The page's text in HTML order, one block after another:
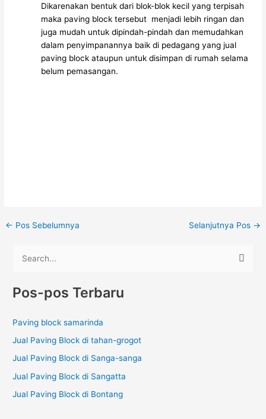
Dikarenakan bentuk dari blok-blok kecil yang terpisah
maka paving block tersebut menjadi lebih ringan dan
juga mudah untuk dipindah-pindah dan memudahkan
dalam penyimpanannya baik di pedagang yang jual
paving block ataupun untuk disimpan di rumah selama
belum pemasangan.
← Pos Sebelumnya Selanjutnya Pos →
r
u
n
u
Pos-pos Terbaru
Paving block samarinda
Jual Paving Block di tahan-grogot
Jual Paving Block di Sanga-sanga
Jual Paving Block di Sangatta
Jual Paving Block di Bontang